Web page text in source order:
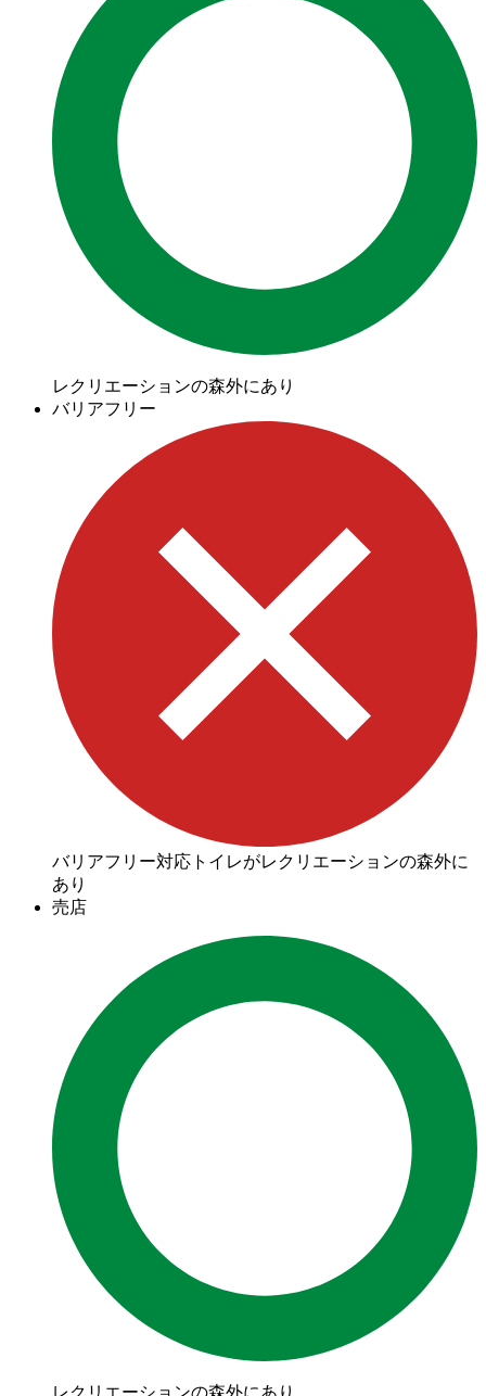
レクリエーションの森外にあり
バリアフリー
バリアフリー対応トイレがレクリエーションの森外に
あり
売店